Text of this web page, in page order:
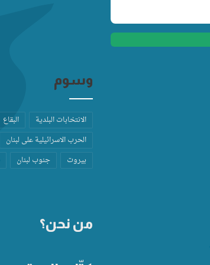
وسوم
الانتخابات البلدية البقاع
الحرب الاسرائيلية على لبنان
بيروت
جنوب لبنان
من نحن؟